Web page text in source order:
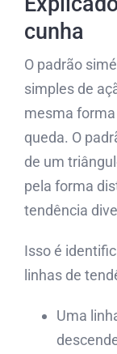
cunha
O padrão
simples de
mesma
queda. O
de um
pela forma
tendência
Isso é
linhas de
Uma